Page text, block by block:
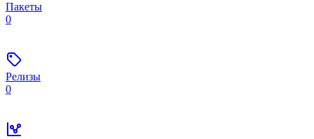
Пакеты
0
Релизы
0